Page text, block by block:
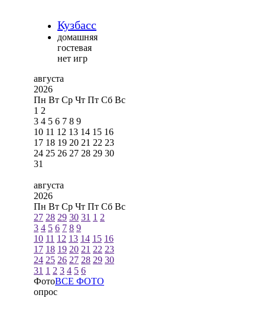
Кузбасс
домашняя
гостевая
нет игр
августа
2026
Пн Вт Ср Чт Пт Сб Вс
1 2
3 4 5 6 7 8 9
10 11 12 13 14 15 16
17 18 19 20 21 22 23
24 25 26 27 28 29 30
31
августа
2026
Пн Вт Ср Чт Пт Сб Вс
27 28 29 30 31 1 2
3 4 5 6 7 8 9
10 11 12 13 14 15 16
17 18 19 20 21 22 23
24 25 26 27 28 29 30
31 1 2 3 4 5 6
ФотоВСЕ ФОТО
опрос